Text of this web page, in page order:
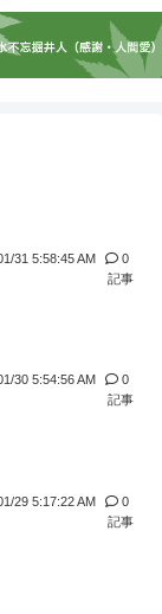
31 5:58:45 AM
0
記事
30 5:54:56 AM
0
記事
29 5:17:22 AM
0
記事